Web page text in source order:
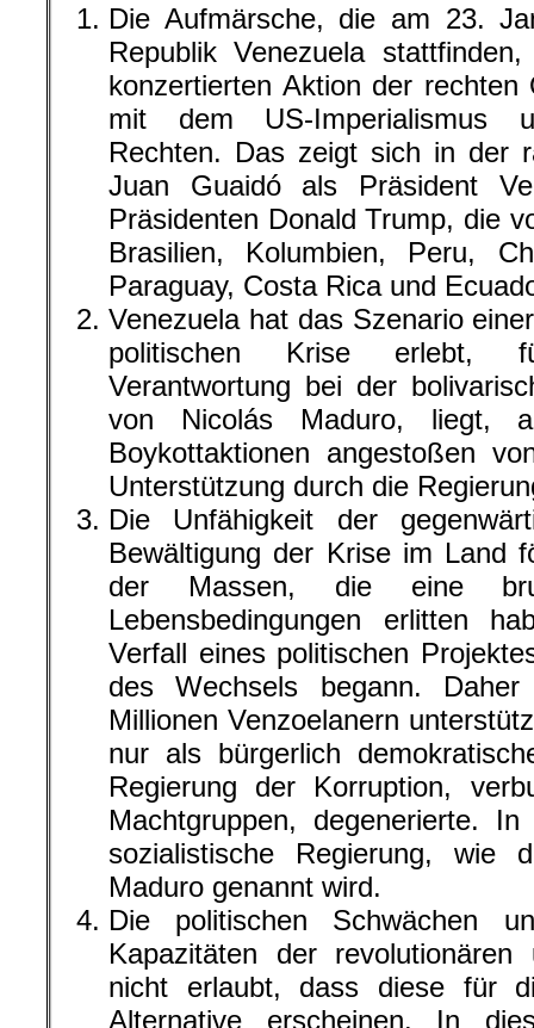
Die Aufmärsche, die am 23.
Republik Venezuela
konzertierten Aktion der rechten
mit dem US-Imperialismus
Rechten. Das zeigt sich in der
Juan Guaidó als Präsident
Präsidenten Donald Trump, die
Brasilien, Kolumbien, Peru,
Paraguay, Costa Rica und
Venezuela hat das Szenario
politischen Krise erlebt,
Verantwortung bei der
von Nicolás Maduro, liegt,
Boykottaktionen angestoßen
Unterstützung durch die
Die Unfähigkeit der
Bewältigung der Krise im Land
der Massen, die eine
Lebensbedingungen erlitten
Verfall eines politischen
des Wechsels begann.
Millionen Venzoelanern
nur als bürgerlich
Regierung der Korruption,
Machtgruppen, degenerierte.
sozialistische Regierung, wie
Maduro genannt wird.
Die politischen Schwächen
Kapazitäten der
nicht erlaubt, dass diese für
Alternative erscheinen. In